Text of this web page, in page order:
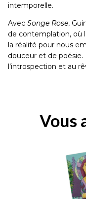
intemporelle.
Avec Songe Rose,
de contemplation, où
la réalité pour nous
douceur et de
l’introspection et au
Vous